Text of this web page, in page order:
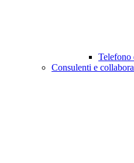
Telefono
Consulenti e